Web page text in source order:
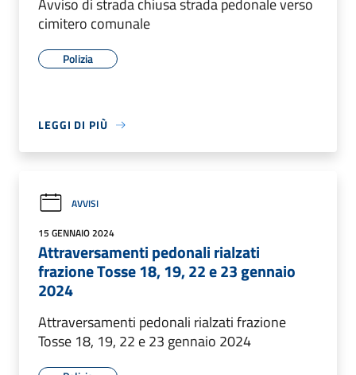
Avviso di strada chiusa strada pedonale verso
cimitero comunale
Polizia
LEGGI DI PIÙ
AVVISI
15 GENNAIO 2024
Attraversamenti pedonali rialzati
frazione Tosse 18, 19, 22 e 23 gennaio
2024
Attraversamenti pedonali rialzati frazione
Tosse 18, 19, 22 e 23 gennaio 2024